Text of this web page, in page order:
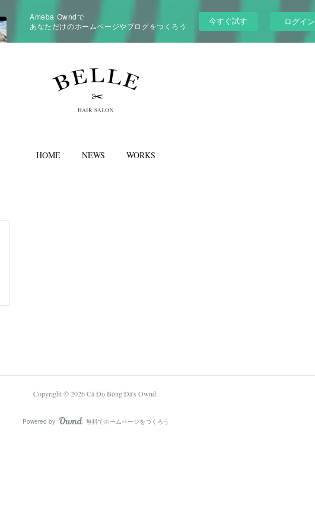
Ameba Owndで
あなただけのホームページやブログをつくろう
今すぐ試す ログイン
HOME NEWS WORKS
Copyright ©2026Cá Độ Bóng Đá's Ownd.
Powered by AmebaOwnd
無料でホームページをつくろう